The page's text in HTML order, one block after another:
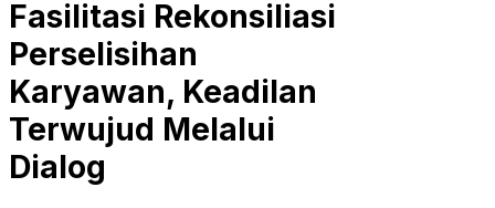
Fasilitasi Rekonsiliasi
Perselisihan
Karyawan, Keadilan
Terwujud Melalui
Dialog